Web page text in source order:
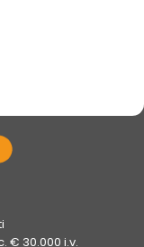
€ 30.000 i.v.